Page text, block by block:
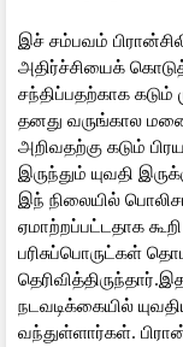
இச் சம்பவம்
அதிர்ச்சியைக்
சந்திப்பதற்காக
தனது வருங்கால
அறிவதற்கு கடும்
இருந்தும் யுவதி
இந் நிலையில்
ஏமாற்றப்பட்டதாக
பரிசுப்பொருட்கள்
நடவடிக்கையில்
வந்துள்ளார்கள்.